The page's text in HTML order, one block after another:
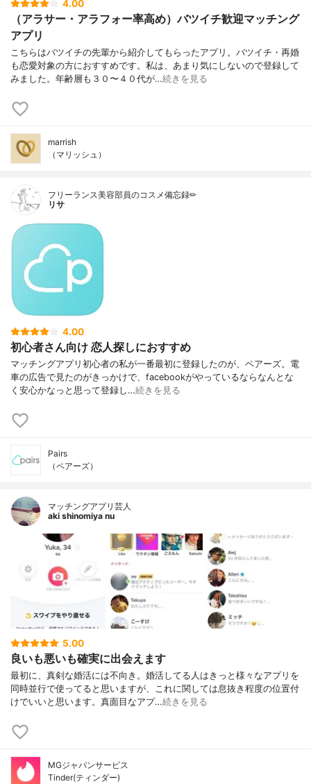
4.00
（アラサー・アラフォー率高め）バツイチ歓迎マッチング
アプリ
こちらはバツイチの先輩から紹介してもらったアプリ。バツイチ・再婚
も恋愛対象の方におすすめです。私は、あまり気にしないので登録して
みました。年齢層も３０〜４０代が…続きを見る
marrish
（マリッシュ）
フリーランス美容部員のコスメ備忘録✏︎
リサ
4.00
初心者さん向け 恋人探しにおすすめ
マッチングアプリ初心者の私が一番最初に登録したのが、ペアーズ。電
車の広告で見たのがきっかけで、facebookがやっているならなんとな
く安心かなっと思って登録し…続きを見る
Pairs
（ペアーズ）
マッチングアプリ芸人
aki shinomiya nu
5.00
良いも悪いも確実に出会えます
最初に、真剣な婚活には不向き。婚活してる人はきっと様々なアプリを
同時並行で使ってると思いますが、これに関しては息抜き程度の位置付
けでいいと思います。真面目なアプ…続きを見る
MGジャパンサービス
Tinder(ティンダー)